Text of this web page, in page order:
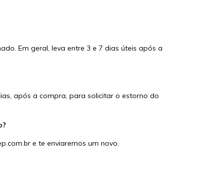
Em geral, leva entre 3 e 7 dias úteis após a
após a compra, para solicitar o estorno do
e te enviaremos um novo.